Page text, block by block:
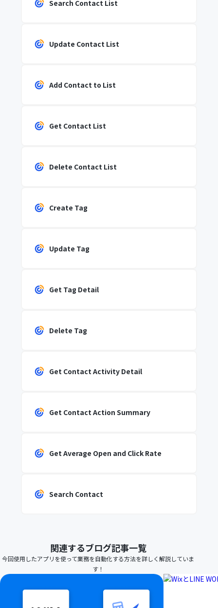
Search Contact List
Update Contact List
Add Contact to List
Get Contact List
Delete Contact List
Create Tag
Update Tag
Get Tag Detail
Delete Tag
Get Contact Activity Detail
Get Contact Action Summary
Get Average Open and Click Rate
Search Contact
関連するブログ記事一覧
今回使用したアプリを使って業務を自動化する方法を詳しく解説していま
す！